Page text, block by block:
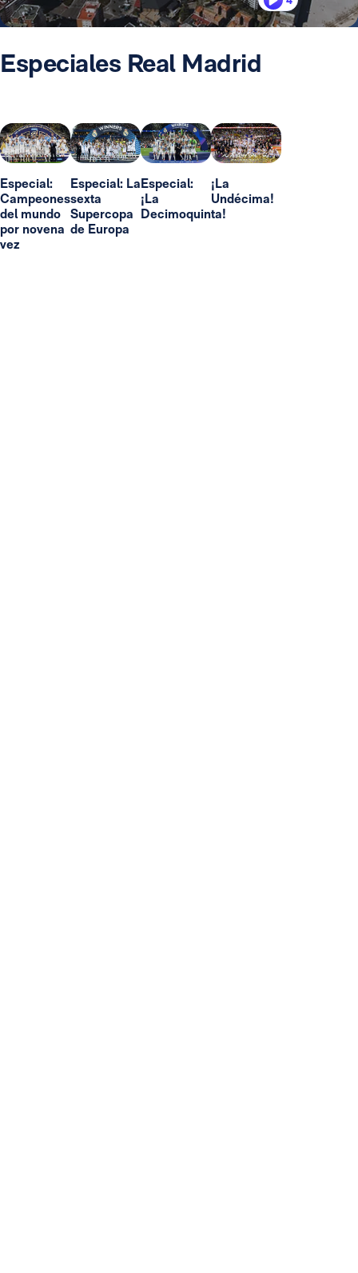
Especiales Real Madrid
Especial:
Campeones
del mundo
por novena
vez
Especial: La
sexta
Supercopa
de Europa
Especial:
¡La
Decimoquinta!
¡La
Undécima!